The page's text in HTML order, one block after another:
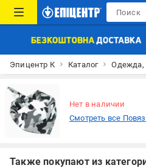
Эпицентр К Каталог Одежда,
Нет в наличии
Смотреть все
Также покупают из